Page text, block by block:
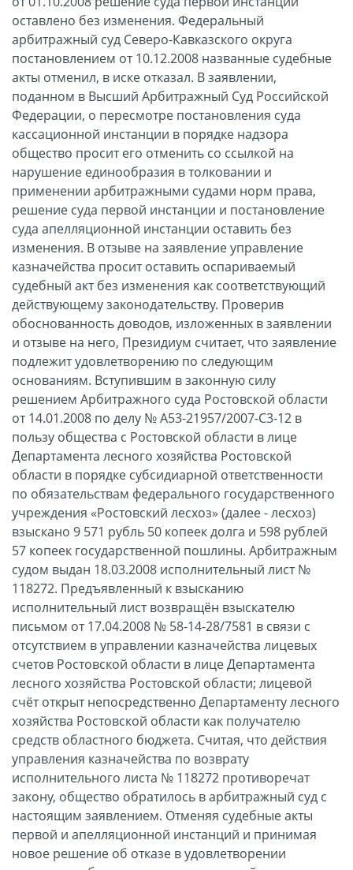
оставлено без изменения. Федеральный
арбитражный суд Северо-Кавказского округа
постановлением от 10.12.2008 названные судебные
акты отменил, в иске отказал. В заявлении,
поданном в Высший Арбитражный Суд Российской
Федерации, о пересмотре постановления суда
кассационной инстанции в порядке надзора
общество просит его отменить со ссылкой на
нарушение единообразия в толковании и
применении арбитражными судами норм права,
решение суда первой инстанции и постановление
суда апелляционной инстанции оставить без
изменения. В отзыве на заявление управление
казначейства просит оставить оспариваемый
судебный акт без изменения как соответствующий
действующему законодательству. Проверив
обоснованность доводов, изложенных в заявлении
и отзыве на него, Президиум считает, что заявление
подлежит удовлетворению по следующим
основаниям. Вступившим в законную силу
решением Арбитражного суда Ростовской области
от 14.01.2008 по делу № А53-21957/2007-С3-12 в
пользу общества с Ростовской области в лице
Департамента лесного хозяйства Ростовской
области в порядке субсидиарной ответственности
по обязательствам федерального государственного
учреждения «Ростовский лесхоз» (далее - лесхоз)
взыскано 9 571 рубль 50 копеек долга и 598 рублей
57 копеек государственной пошлины. Арбитражным
судом выдан 18.03.2008 исполнительный лист №
118272. Предъявленный к взысканию
исполнительный лист возвращён взыскателю
письмом от 17.04.2008 № 58-14-28/7581 в связи с
отсутствием в управлении казначейства лицевых
счетов Ростовской области в лице Департамента
лесного хозяйства Ростовской области; лицевой
счёт открыт непосредственно Департаменту лесного
хозяйства Ростовской области как получателю
средств областного бюджета. Считая, что действия
управления казначейства по возврату
исполнительного листа № 118272 противоречат
закону, общество обратилось в арбитражный суд с
настоящим заявлением. Отменяя судебные акты
первой и апелляционной инстанций и принимая
новое решение об отказе в удовлетворении